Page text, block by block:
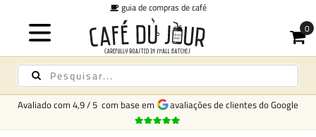
guia de compras de café
Avaliado com 4,9/5 com base em avaliações de clientes do Google